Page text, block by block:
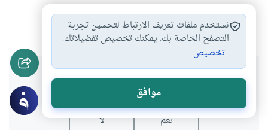
تاريخ # أدب الرحلات
هل انتفعت بهذا المحتوى؟
نعم لا
نستخدم ملفات تعريف الارتباط لتحسين تجربة
التصفح الخاصة بك. يمكنك تخصيص تفضيلاتك.
تخصيص
موافق